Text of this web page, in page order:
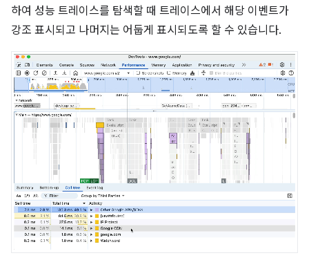
하여 성능 트레이스를 탐색할 때 트레이스에서 해당 이벤트가
강조 표시되고 나머지는 어둡게 표시되도록 할 수 있습니다.